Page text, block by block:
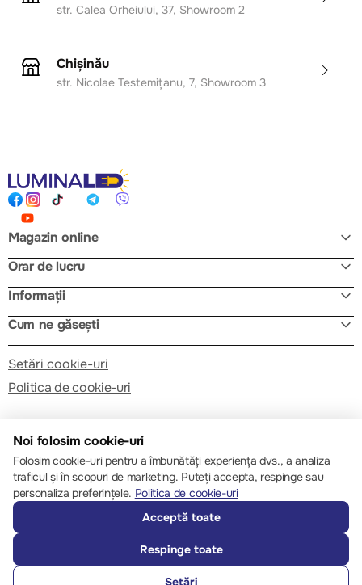
str. Calea Orheiului, 37, Showroom 2
Chișinău
str. Nicolae Testemițanu, 7, Showroom 3
Magazin online
Orar de lucru
Informații
Cum ne găsești
Setări cookie-uri
Politica de cookie-uri
© 2013 – 2026 ECOM
Noi folosim cookie-uri
Folosim cookie-uri pentru a îmbunătăți experiența dvs., a analiza
traficul și în scopuri de marketing. Puteți accepta, respinge sau
personaliza preferințele. Politica de cookie-uri
Acceptă toate
Respinge toate
Setări